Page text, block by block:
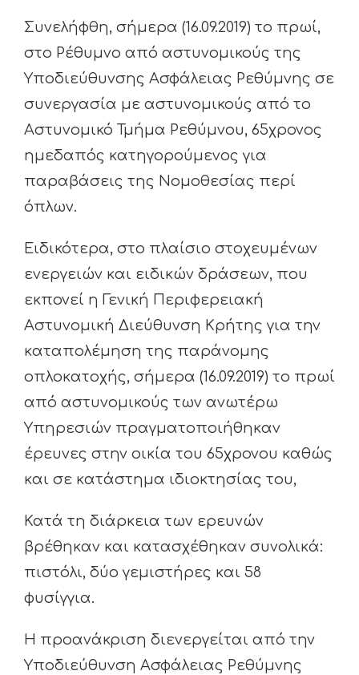
Συνελήφθη, σήμερα (16.09.2019) το πρωί,
στο Ρέθυμνο από αστυνομικούς της
Υποδιεύθυνσης Ασφάλειας Ρεθύμνης σε
συνεργασία με αστυνομικούς από το
Αστυνομικό Τμήμα Ρεθύμνου, 65χρονος
ημεδαπός κατηγορούμενος για
παραβάσεις της Νομοθεσίας περί
όπλων.
Ειδικότερα, στο πλαίσιο στοχευμένων
ενεργειών και ειδικών δράσεων, που
εκπονεί η Γενική Περιφερειακή
Αστυνομική Διεύθυνση Κρήτης για την
καταπολέμηση της παράνομης
οπλοκατοχής, σήμερα (16.09.2019) το πρωί
από αστυνομικούς των ανωτέρω
Υπηρεσιών πραγματοποιήθηκαν
έρευνες στην οικία του 65χρονου καθώς
και σε κατάστημα ιδιοκτησίας του,
Κατά τη διάρκεια των ερευνών
βρέθηκαν και κατασχέθηκαν συνολικά:
πιστόλι, δύο γεμιστήρες και 58
φυσίγγια.
Η προανάκριση διενεργείται από την
Υποδιεύθυνση Ασφάλειας Ρεθύμνης